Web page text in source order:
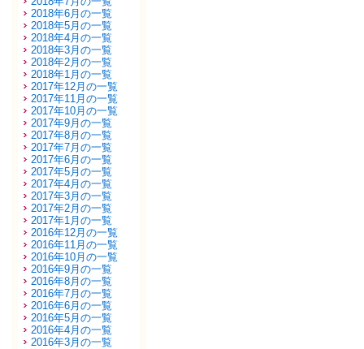
2018年6月の一覧
2018年5月の一覧
2018年4月の一覧
2018年3月の一覧
2018年2月の一覧
2018年1月の一覧
2017年12月の一覧
2017年11月の一覧
2017年10月の一覧
2017年9月の一覧
2017年8月の一覧
2017年7月の一覧
2017年6月の一覧
2017年5月の一覧
2017年4月の一覧
2017年3月の一覧
2017年2月の一覧
2017年1月の一覧
2016年12月の一覧
2016年11月の一覧
2016年10月の一覧
2016年9月の一覧
2016年8月の一覧
2016年7月の一覧
2016年6月の一覧
2016年5月の一覧
2016年4月の一覧
2016年3月の一覧